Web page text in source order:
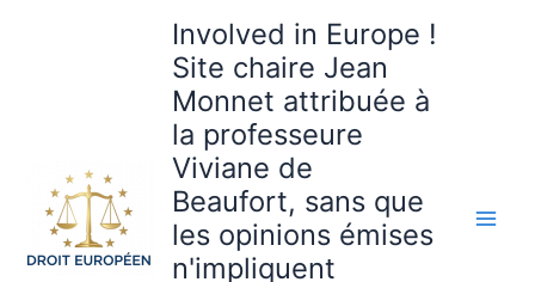
Involved in Europe !
Site chaire Jean
Monnet attribuée à
la professeure
Viviane de
Beaufort, sans que
les opinions émises
n'impliquent